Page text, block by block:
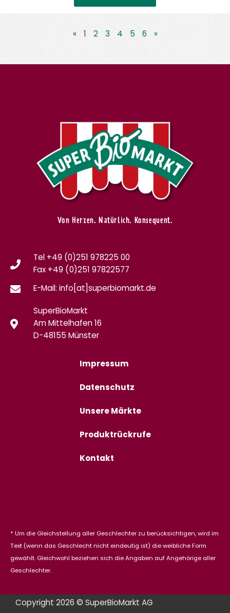
« 2 3 4 5 6 »
Von Herzen. Natürlich. Konsequent.
Tel +49 (0)251 978225 00
Fax +49 (0)251 97822577
E-Mail: info[at]superbiomarkt.de
SuperBioMarkt
Am Mittelhafen 16
D-48155 Münster
Impressum
Datenschutz
Unsere Märkte
Produktrückrufe
Kontakt
* Um die Gleichstellung aller Geschlechter zu berücksichtigen, wird im
Text (wenn das Geschlecht nicht eindeutig ist) die weibliche Form
gewählt. Gleichwohl beziehen sich die Angaben auf Angehörige aller
Geschlechter.
Copyright 2026 © SuperBioMarkt AG